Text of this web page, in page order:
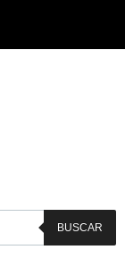
BUSCAR